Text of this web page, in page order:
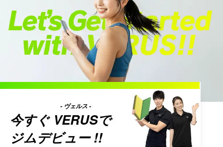
今すぐ VERUS
- ヴェルス -
で
ジムデビュー !!